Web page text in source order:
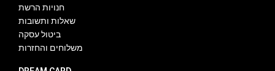
חנויות הרשת
שאלות ותשובות
ביטול עסקה
משלוחים והחזרות